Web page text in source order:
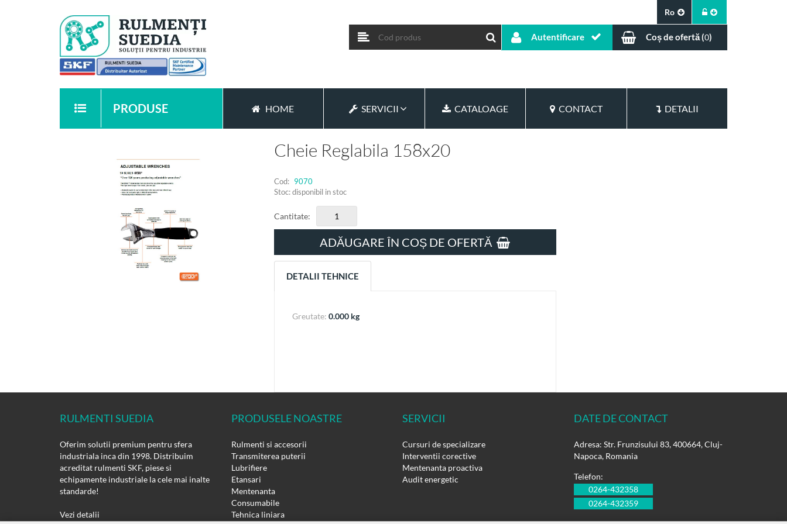
Ro
Autentificare Coș de ofertă (0)
PRODUSE HOME SERVICII CATALOAGE CONTACT DETALII
Cheie Reglabila 158x20
Cod: 9070
Stoc: disponibil in stoc
Cantitate:
ADĂUGARE ÎN COȘ DE OFERTĂ
DETALII TEHNICE
Greutate: 0.000 kg
RULMENTI SUEDIA
Oferim solutii premium pentru sfera
industriala inca din 1998. Distribuim
acreditat rulmenti SKF, piese si
echipamente industriale la cele mai inalte
standarde!
Vezi detalii
PRODUSELE NOASTRE
Rulmenti si accesorii
Transmiterea puterii
Lubrifiere
Etansari
Mentenanta
Consumabile
Tehnica liniara
SERVICII
Cursuri de specializare
Interventii corective
Mentenanta proactiva
Audit energetic
DATE DE CONTACT
Adresa: Str. Frunzisului 83, 400664, Cluj-
Napoca, Romania
Telefon:
0264-432358
0264-432359